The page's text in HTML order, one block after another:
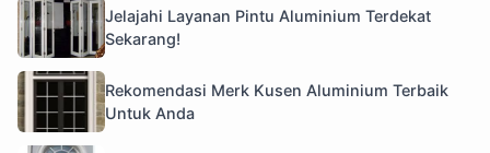
Jelajahi Layanan Pintu Aluminium Terdekat
Sekarang!
Rekomendasi Merk Kusen Aluminium Terbaik
Untuk Anda